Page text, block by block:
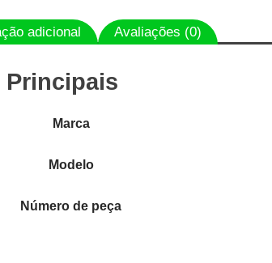
adicional Avaliações (0)
Principais
Marca
Modelo
Número de peça